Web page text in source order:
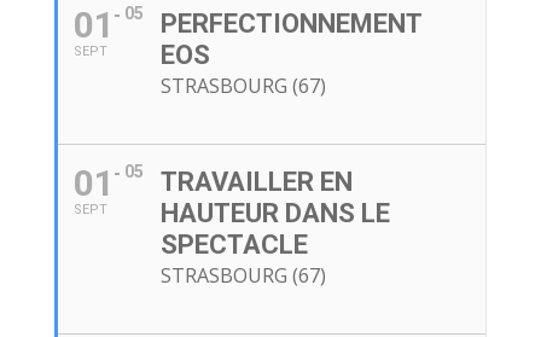
01
SEPT
05
PERFECTIONNEMENT
EOS
STRASBOURG (67)
01
SEPT
05
TRAVAILLER EN
HAUTEUR DANS LE
SPECTACLE
STRASBOURG (67)